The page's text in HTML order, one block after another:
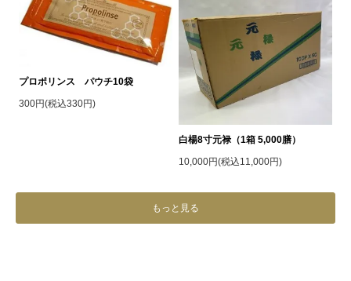
プロポリンス パウチ10袋
300円(税込330円)
白楊8寸元禄（1箱 5,000膳）
10,000円(税込11,000円)
もっと見る